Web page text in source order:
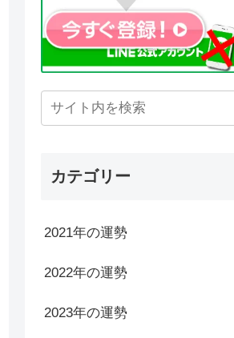
カテゴリー
2021年の運勢
2022年の運勢
2023年の運勢